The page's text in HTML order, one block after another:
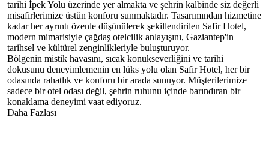
tarihi İpek Yolu üzerinde yer almakta ve şehrin kalbinde siz değerli
misafirlerimize üstün konforu sunmaktadır. Tasarımından hizmetine
kadar her ayrıntı özenle düşünülerek şekillendirilen Safir Hotel,
modern mimarisiyle çağdaş otelcilik anlayışını, Gaziantep'in
tarihsel ve kültürel zenginlikleriyle buluşturuyor.
Bölgenin mistik havasını, sıcak konukseverliğini ve tarihi
dokusunu deneyimlemenin en lüks yolu olan Safir Hotel, her bir
odasında rahatlık ve konforu bir arada sunuyor. Müşterilerimize
sadece bir otel odası değil, şehrin ruhunu içinde barındıran bir
konaklama deneyimi vaat ediyoruz.
Daha Fazlası